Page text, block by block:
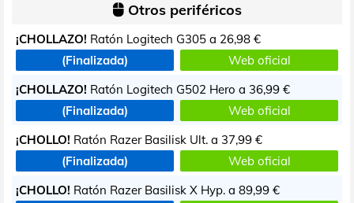
Otros periféricos
¡CHOLLAZO! Ratón Logitech G305 a 26,98 €
(Finalizada)
Web oficial
¡CHOLLAZO! Ratón Logitech G502 Hero a 36,99 €
(Finalizada)
Web oficial
¡CHOLLO! Ratón Razer Basilisk Ult. a 37,99 €
(Finalizada)
Web oficial
¡CHOLLO! Ratón Razer Basilisk X Hyp. a 89,99 €